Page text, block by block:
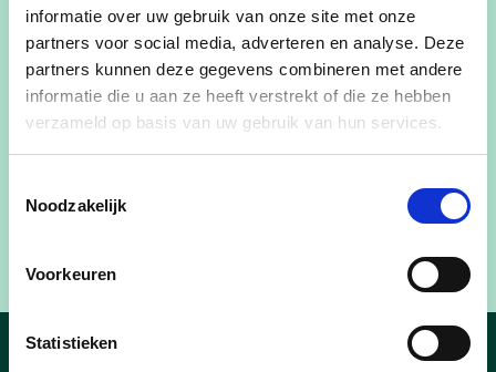
informatie over uw gebruik van onze site met onze
partners voor social media, adverteren en analyse. Deze
partners kunnen deze gegevens combineren met andere
informatie die u aan ze heeft verstrekt of die ze hebben
verzameld op basis van uw gebruik van hun services.
Noodzakelijk
Voorkeuren
Statistieken
maandag 17 juni
geen gemeenteraad in juli en augustus
maandag 2 september
maandag 18 november